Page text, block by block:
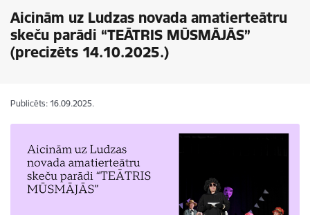
Aicinām uz Ludzas novada amatierteātru
skeču parādi “TEĀTRIS MŪSMĀJĀS”
(precizēts 14.10.2025.)
Publicēts: 16.09.2025.